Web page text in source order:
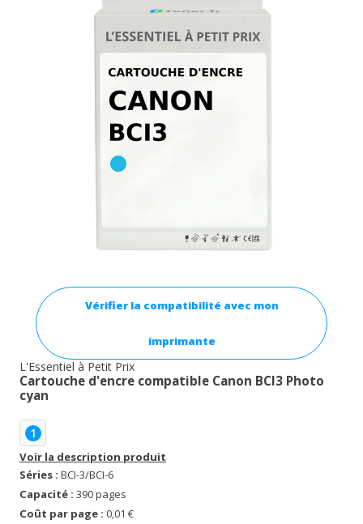
Vérifier la compatibilité avec mon
imprimante
L'Essentiel à Petit Prix
Cartouche d'encre compatible Canon BCI3 Photo
cyan
1
Voir la description produit
Séries : BCI-3/BCI-6
Capacité : 390 pages
Coût par page : 0,01 €